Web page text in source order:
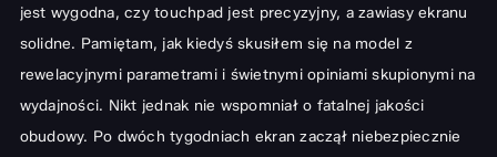
jest wygodna, czy touchpad jest precyzyjny, a zawiasy ekranu
solidne. Pamiętam, jak kiedyś skusiłem się na model z
rewelacyjnymi parametrami i świetnymi opiniami skupionymi na
wydajności. Nikt jednak nie wspomniał o fatalnej jakości
obudowy. Po dwóch tygodniach ekran zaczął niebezpiecznie